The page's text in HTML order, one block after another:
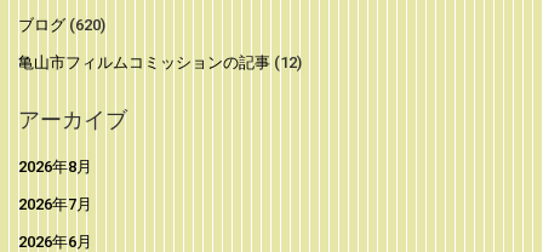
ブログ (620)
亀山市フィルムコミッションの記事 (12)
アーカイブ
2026年8月
2026年7月
2026年6月